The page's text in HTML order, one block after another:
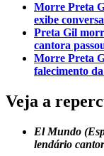
Morre Preta
exibe
Preta Gil
cantora
Morre Preta
falecimento
Veja a
El Mundo
lendário